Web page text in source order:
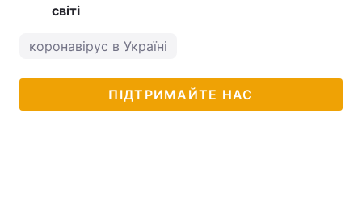
світі
коронавірус в Україні
ПІДТРИМАЙТЕ НАС